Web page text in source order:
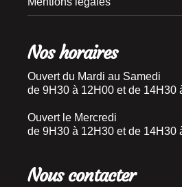
Nos horaires
Ouvert du Mardi au Samedi
de 9H30 à 12H00 et de 14H30
Ouvert le Mercredi
de 9H30 à 12H30 et de 14H30
Nous contacter